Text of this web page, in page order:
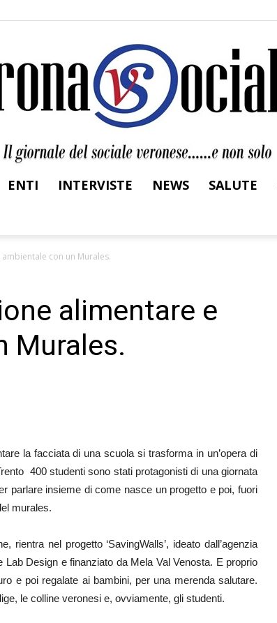
Sociale
ENTI INTERVISTE NEWS SALUTE
con un Murales.
alimentare e
Murales.
la facciata di una scuola si trasforma in un’opera di
400 studenti sono stati protagonisti di una giornata
parlare insieme di come nasce un progetto e poi, fuori
murales.
rientra nel progetto ‘SavingWalls’, ideato dall’agenzia
Design e finanziato da Mela Val Venosta. E proprio
e poi regalate ai bambini, per una merenda salutare.
le colline veronesi e, ovviamente, gli studenti.